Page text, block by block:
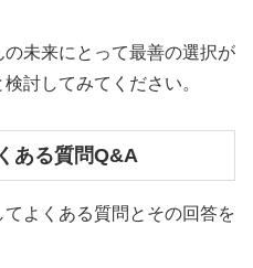
未来にとって最善の選択が
討してみてください。
ある質問Q&A
よくある質問とその回答を